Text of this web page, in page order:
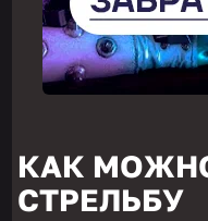
КАК
СТРЕЛЬБУ